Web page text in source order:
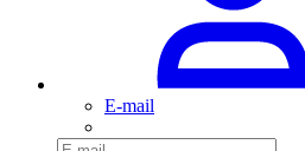
E-mail